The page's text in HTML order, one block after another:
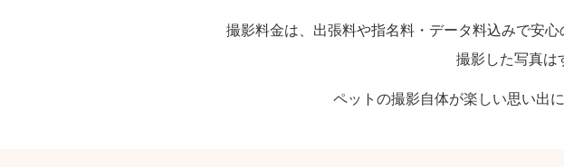
撮影料金は、出張料や指名料・データ料込みで安
撮影した写真は
ペットの撮影自体が楽しい思い出